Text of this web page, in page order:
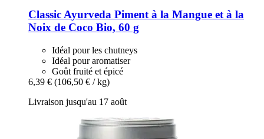
Classic Ayurveda Piment à la Mangue et à la
Noix de Coco Bio, 60 g
Idéal pour les chutneys
Idéal pour aromatiser
Goût fruité et épicé
6,39 € (106,50 € / kg)
Livraison jusqu'au 17 août